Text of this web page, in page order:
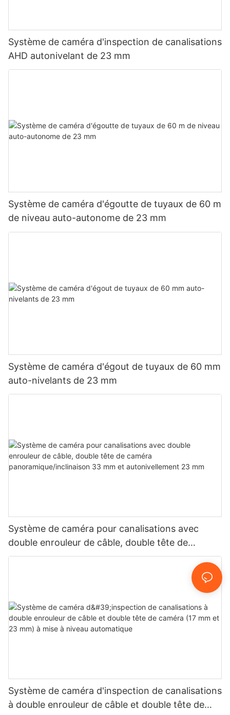
Système de caméra d'inspection de canalisations
AHD autonivelant de 23 mm
Système de caméra d'égoutte de tuyaux de 60 m
de niveau auto-autonome de 23 mm
Système de caméra d'égout de tuyaux de 60 mm
auto-nivelants de 23 mm
Système de caméra pour canalisations avec
double enrouleur de câble, double tête de
caméra panoramique/inclinaison 33 mm et
Système de caméra d'inspection de canalisations
à double enrouleur de câble et double tête de